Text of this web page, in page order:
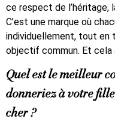
ce respect de l’héritage,
C’est une marque où
individuellement, tout en
objectif commun. Et cela
Quel est le meilleur
donneriez à votre
cher ?